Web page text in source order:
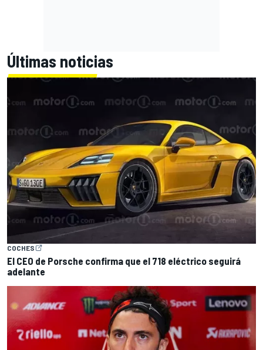
Últimas noticias
COCHES
El CEO de Porsche confirma que el 718 eléctrico seguirá
adelante